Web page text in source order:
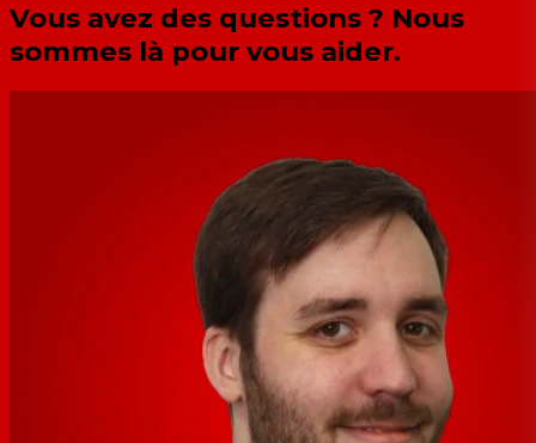
Vous avez des questions ? Nous
sommes là pour vous aider.